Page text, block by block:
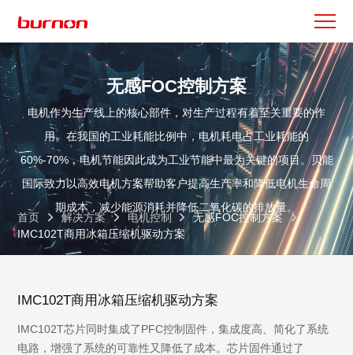
无感FOC控制方案
电机作为生产线上的核心部件，对生产过程有着至关重要的作
用。在我国的工业耗能比例中，电机耗电占工业耗能的
60%-70%，电机节能因此成为工业节能中最为关键的项目。贝能
国际致力以高效电机方案帮助客户提高生产率和降低电机生命周
期成本，减少能源消耗并降低二氧化碳的排放量。
首页 解决方案 电机控制
无感FOC控制方案
IMC102T商用冰箱压缩机驱动方案
IMC102T商用冰箱压缩机驱动方案
IMC102T芯片同时集成了PFC控制固件，集成度高、简化了系统
电路，增强了系统的可靠性又降低了成本。芯片固件通过了